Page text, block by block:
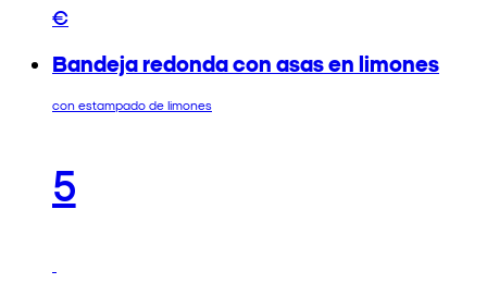
€
Bandeja redonda con asas en limones
con estampado de limones
5